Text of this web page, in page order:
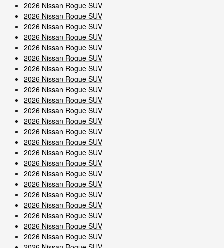
2026 Nissan Rogue SUV
2026 Nissan Rogue SUV
2026 Nissan Rogue SUV
2026 Nissan Rogue SUV
2026 Nissan Rogue SUV
2026 Nissan Rogue SUV
2026 Nissan Rogue SUV
2026 Nissan Rogue SUV
2026 Nissan Rogue SUV
2026 Nissan Rogue SUV
2026 Nissan Rogue SUV
2026 Nissan Rogue SUV
2026 Nissan Rogue SUV
2026 Nissan Rogue SUV
2026 Nissan Rogue SUV
2026 Nissan Rogue SUV
2026 Nissan Rogue SUV
2026 Nissan Rogue SUV
2026 Nissan Rogue SUV
2026 Nissan Rogue SUV
2026 Nissan Rogue SUV
2026 Nissan Rogue SUV
2026 Nissan Rogue SUV